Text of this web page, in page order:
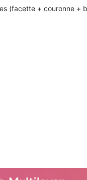
(facette + couronne +